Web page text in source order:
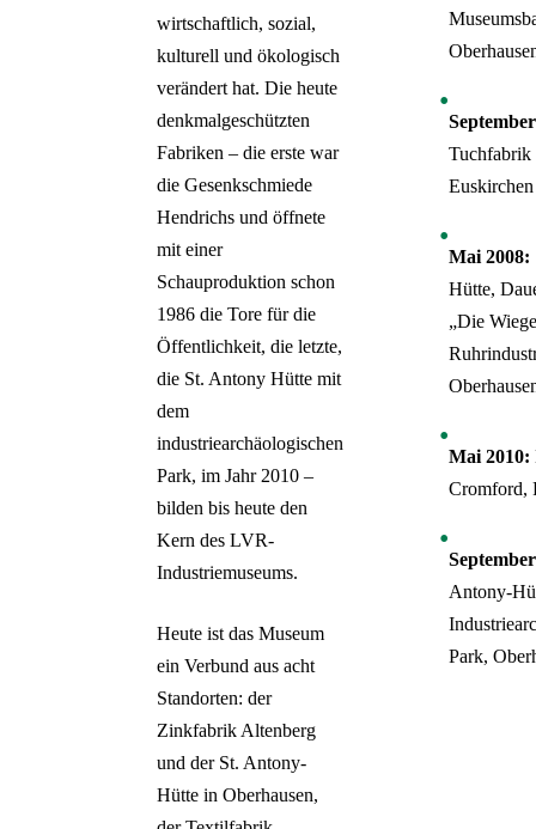
wirtschaftlich, sozial,
kulturell und ökologisch
verändert hat. Die heute
denkmalgeschützten
Fabriken – die erste war
die Gesenkschmiede
Hendrichs und öffnete
mit einer
Schauproduktion schon
1986 die Tore für die
Öffentlichkeit, die letzte,
die St. Antony Hütte mit
dem
industriearchäologischen
Park, im Jahr 2010 –
bilden bis heute den
Kern des LVR-
Industriemuseums.
Heute ist das Museum
ein Verbund aus acht
Standorten: der
Zinkfabrik Altenberg
und der St. Antony-
Hütte in Oberhausen,
Tuchfabrik
Euskirchen
Mai 2008:
Hütte,
„Die
Mai 2010:
Cromford,
Antony-
Park,